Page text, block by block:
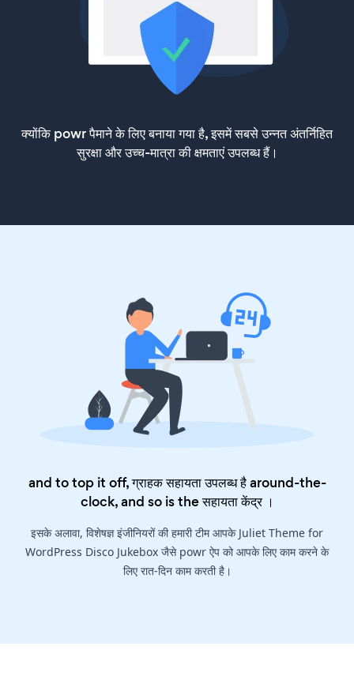
क्योंकि powr पैमाने के लिए बनाया गया है, इसमें सबसे उन्नत अंतर्निहित
सुरक्षा और उच्च-मात्रा की क्षमताएं उपलब्ध हैं।
and to top it off, ग्राहक सहायता उपलब्ध है around-the-
clock, and so is theसहायता केंद्र।
इसके अलावा, विशेषज्ञ इंजीनियरों की हमारी टीम आपके Juliet Theme for
WordPress Disco Jukebox जैसे powr ऐप को आपके लिए काम करने के
लिए रात-दिन काम करती है।